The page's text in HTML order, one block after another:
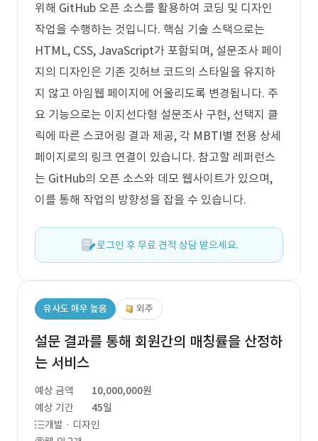
위해 GitHub 오픈 소스를 활용하여 코딩 및 디자인
작업을 수행하는 것입니다. 핵심 기술 스택으로는
HTML, CSS, JavaScript가 포함되며, 설문조사 페이
지의 디자인은 기존 깃허브 코드의 스타일을 유지하
지 않고 아임웹 페이지에 어울리도록 변경됩니다. 주
요 기능으로는 이지선다형 설문조사 구현, 선택지 클
릭에 따른 스코어링 결과 제공, 각 MBTI별 전용 상세
페이지로의 링크 연결이 있습니다. 참고할 레퍼런스
는 GitHub의 오픈 소스와 데모 웹사이트가 있으며,
이를 통해 작업의 방향성을 잡을 수 있습니다.
로그인 후 무료 견적 상담 받으세요.
유사도 매우 높음 외주
설문 결과를 통해 회원간의 매칭률을 산정하
는 서비스
예상 금액
10,000,000원
예상 기간
45일
개발 · 디자인